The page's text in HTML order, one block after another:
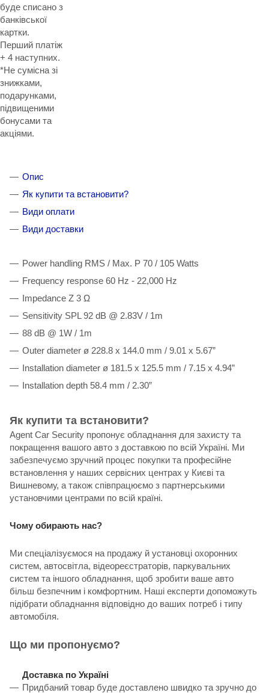
буде списано з
банківської
картки.
Перший платіж
+ 4 наступних.
*Не сумісна зі
знижками,
подарунками,
підвищеними
бонусами та
акціями.
Опис
Як купити та встановити?
Види оплати
Види доставки
Power handling RMS / Max. P 70 / 105 Watts
Frequency response 60 Hz - 22,000 Hz
Impedance Z 3 Ω
Sensitivity SPL 92 dB @ 2.83V / 1m
88 dB @ 1W / 1m
Outer diameter ø 228.8 x 144.0 mm / 9.01 x 5.67”
Installation diameter ø 181.5 x 125.5 mm / 7.15 x 4.94”
Installation depth 58.4 mm / 2.30”
Як купити та встановити?
Agent Car Security пропонує обладнання для захисту та
покращення вашого авто з доставкою по всій Україні. Ми
забезпечуємо зручний процес покупки та професійне
встановлення у наших сервісних центрах у Києві та
Вишневому, а також співпрацюємо з партнерськими
установчими центрами по всій країні.
Чому обирають нас?
Ми спеціалізуємося на продажу й установці охоронних
систем, автосвітла, відеореєстраторів, паркувальних
систем та іншого обладнання, щоб зробити ваше авто
більш безпечним і комфортним. Наші експерти допоможуть
підібрати обладнання відповідно до ваших потреб і типу
автомобіля.
Що ми пропонуємо?
Доставка по Україні
Придбаний товар буде доставлено швидко та зручно до